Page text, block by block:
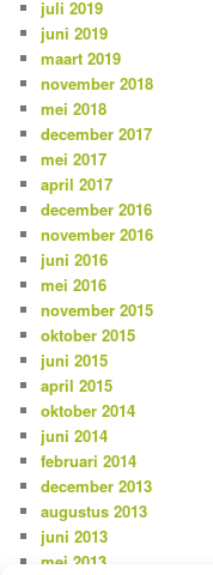
juli 2019
juni 2019
maart 2019
november 2018
mei 2018
december 2017
mei 2017
april 2017
december 2016
november 2016
juni 2016
mei 2016
november 2015
oktober 2015
juni 2015
april 2015
oktober 2014
juni 2014
februari 2014
december 2013
augustus 2013
juni 2013
mei 2013